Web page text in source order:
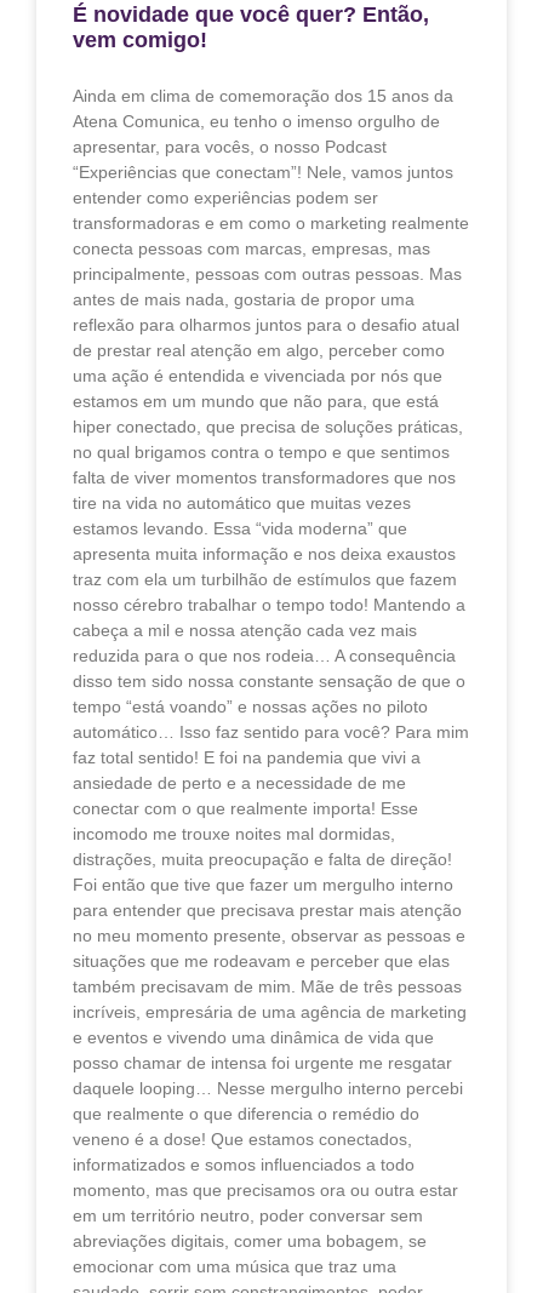
É novidade que você quer? Então,
vem comigo!
Ainda em clima de comemoração dos 15 anos da
Atena Comunica, eu tenho o imenso orgulho de
apresentar, para vocês, o nosso Podcast
“Experiências que conectam”! Nele, vamos juntos
entender como experiências podem ser
transformadoras e em como o marketing realmente
conecta pessoas com marcas, empresas, mas
principalmente, pessoas com outras pessoas. Mas
antes de mais nada, gostaria de propor uma
reflexão para olharmos juntos para o desafio atual
de prestar real atenção em algo, perceber como
uma ação é entendida e vivenciada por nós que
estamos em um mundo que não para, que está
hiper conectado, que precisa de soluções práticas,
no qual brigamos contra o tempo e que sentimos
falta de viver momentos transformadores que nos
tire na vida no automático que muitas vezes
estamos levando. Essa “vida moderna” que
apresenta muita informação e nos deixa exaustos
traz com ela um turbilhão de estímulos que fazem
nosso cérebro trabalhar o tempo todo! Mantendo a
cabeça a mil e nossa atenção cada vez mais
reduzida para o que nos rodeia… A consequência
disso tem sido nossa constante sensação de que o
tempo “está voando” e nossas ações no piloto
automático… Isso faz sentido para você? Para mim
faz total sentido! E foi na pandemia que vivi a
ansiedade de perto e a necessidade de me
conectar com o que realmente importa! Esse
incomodo me trouxe noites mal dormidas,
distrações, muita preocupação e falta de direção!
Foi então que tive que fazer um mergulho interno
para entender que precisava prestar mais atenção
no meu momento presente, observar as pessoas e
situações que me rodeavam e perceber que elas
também precisavam de mim. Mãe de três pessoas
incríveis, empresária de uma agência de marketing
e eventos e vivendo uma dinâmica de vida que
posso chamar de intensa foi urgente me resgatar
daquele looping… Nesse mergulho interno percebi
que realmente o que diferencia o remédio do
veneno é a dose! Que estamos conectados,
informatizados e somos influenciados a todo
momento, mas que precisamos ora ou outra estar
em um território neutro, poder conversar sem
abreviações digitais, comer uma bobagem, se
emocionar com uma música que traz uma